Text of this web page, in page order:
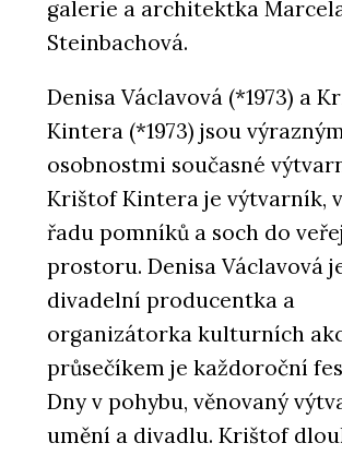
galerie a architektka
Steinbachová.
Denisa Václavová (*1973) a
Kintera (*1973) jsou
osobnostmi současné
Krištof Kintera je výtvarník,
řadu pomníků a soch do
prostoru. Denisa Václavová
divadelní producentka a
organizátorka kulturních
průsečíkem je každoroční
Dny v pohybu, věnovaný
umění a divadlu. Krištof